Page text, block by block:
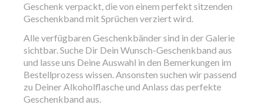
Geschenk verpackt, die von einem perfekt sitzenden
Geschenkband mit Sprüchen verziert wird.
Alle verfügbaren Geschenkbänder sind in der Galerie
sichtbar. Suche Dir Dein Wunsch-Geschenkband aus
und lasse uns Deine Auswahl in den Bemerkungen im
Bestellprozess wissen. Ansonsten suchen wir passend
zu Deiner Alkoholflasche und Anlass das perfekte
Geschenkband aus.